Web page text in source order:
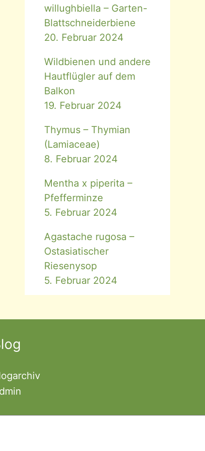
willughbiella – Garten-
Blattschneiderbiene
20. Februar 2024
Wildbienen und andere
Hautflügler auf dem
Balkon
19. Februar 2024
Thymus – Thymian
(Lamiaceae)
8. Februar 2024
Mentha x piperita –
Pfefferminze
5. Februar 2024
Agastache rugosa –
Ostasiatischer
Riesenysop
5. Februar 2024